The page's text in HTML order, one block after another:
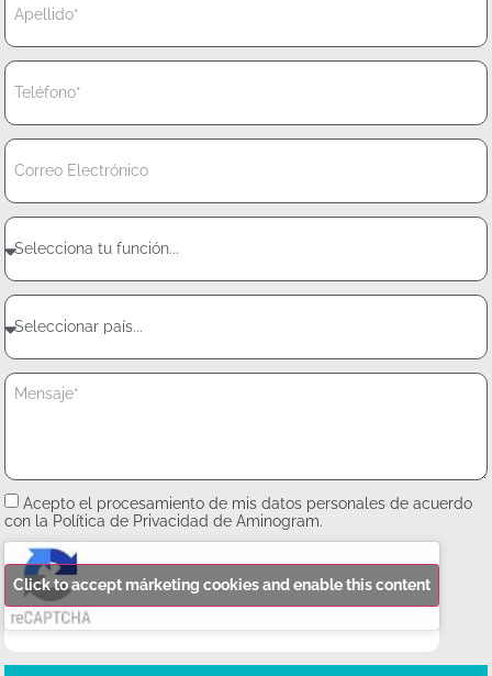
Acepto el procesamiento de mis datos personales de acuerdo
con la Política de Privacidad de Aminogram.
Click to accept márketing cookies and enable this content